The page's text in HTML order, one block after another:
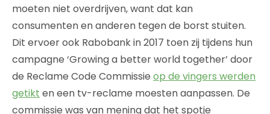
moeten niet overdrijven, want dat kan
consumenten en anderen tegen de borst stuiten.
Dit ervoer ook Rabobank in 2017 toen zij tijdens hun
campagne ‘Growing a better world together’ door
de Reclame Code Commissie op de vingers werden
getikt en een tv-reclame moesten aanpassen. De
commissie was van mening dat het spotje